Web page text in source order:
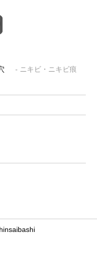
ニキビ・ニキビ痕